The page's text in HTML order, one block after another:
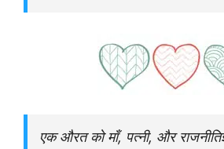
एक औरत को माँ, पत्नी, और